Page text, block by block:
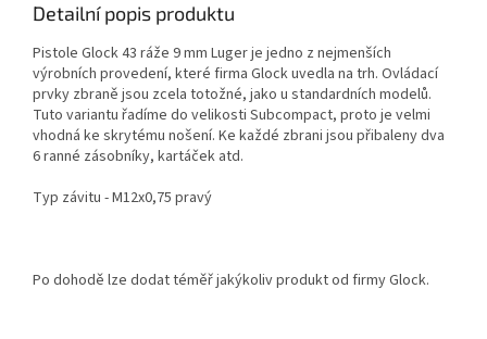
Detailní popis produktu
Pistole Glock 43 ráže 9 mm Luger je jedno z nejmenších
výrobních provedení, které firma Glock uvedla na trh. Ovládací
prvky zbraně jsou zcela totožné, jako u standardních modelů.
Tuto variantu řadíme do velikosti Subcompact, proto je velmi
vhodná ke skrytému nošení. Ke každé zbrani jsou přibaleny dva
6 ranné zásobníky, kartáček atd.
Typ závitu - M12x0,75 pravý
Po dohodě lze dodat téměř jakýkoliv produkt od firmy Glock.